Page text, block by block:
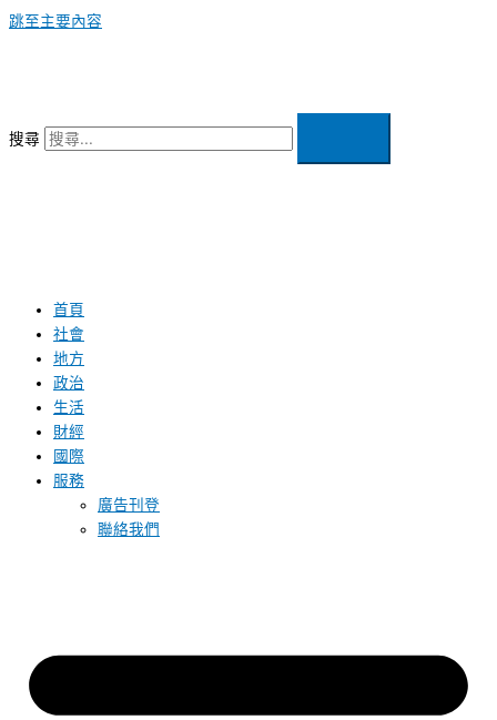
跳至主要內容
搜尋
首頁
社會
地方
政治
生活
財經
國際
服務
廣告刊登
聯絡我們